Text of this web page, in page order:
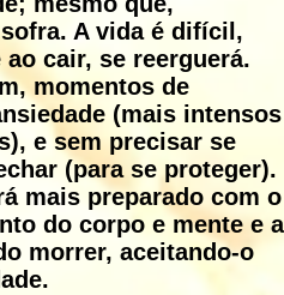
A vida é difícil,
ao cair, se reerguerá.
momentos de
(mais intensos
e sem precisar se
(para se proteger).
mais preparado com o
do corpo e mente e a
morrer, aceitando-o